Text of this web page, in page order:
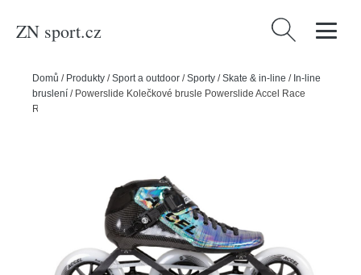
ZN sport.cz Vyhledávání
Domů / Produkty /Sport a outdoor /Sporty /Skate & in-line / In-line
bruslení / Powerslide Kolečkové brusle Powerslide Accel Race
Reflective 125, 36, 3x, 125